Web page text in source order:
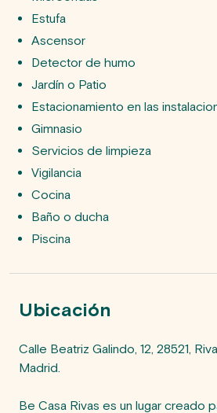
Estufa
Ascensor
Detector de humo
Jardín o Patio
Estacionamiento en las
Gimnasio
Servicios de limpieza
Vigilancia
Cocina
Baño o ducha
Piscina
Ubicación
Calle Beatriz Galindo, 12, 28521,
Madrid.
Be Casa Rivas es un lugar creado